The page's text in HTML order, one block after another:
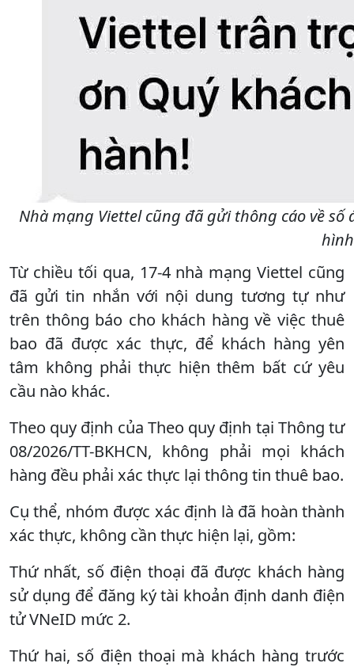
Nhà mạng Viettel cũng đã gửi thông cáo về
hình
Từ chiều tối qua, 17-4 nhà mạng Viettel cũng
đã gửi tin nhắn với nội dung tương tự như
trên thông báo cho khách hàng về việc thuê
bao đã được xác thực, để khách hàng yên
tâm không phải thực hiện thêm bất cứ yêu
cầu nào khác.
Theo quy định của Theo quy định tại Thông tư
08/2026/TT-BKHCN, không phải mọi khách
hàng đều phải xác thực lại thông tin thuê bao.
Cụ thể, nhóm được xác định là đã hoàn thành
xác thực, không cần thực hiện lại, gồm:
Thứ nhất, số điện thoại đã được khách hàng
sử dụng để đăng ký tài khoản định danh điện
tử VNeID mức 2.
Thứ hai, số điện thoại mà khách hàng trước